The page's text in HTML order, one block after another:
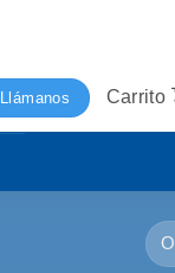
Llámanos Carrito